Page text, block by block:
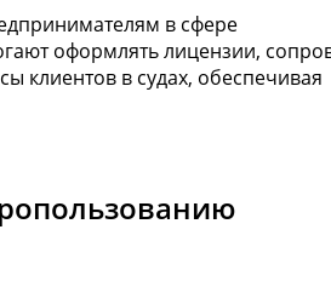
в сфере
оформлять лицензии,
клиентов в судах, обеспечивая